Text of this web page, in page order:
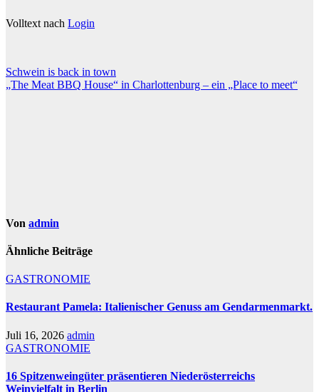
Volltext nach Login
Beitragsnavigation
Schwein is back in town
„The Meat BBQ House“ in Charlottenburg – ein „Place to meet“
Von admin
Ähnliche Beiträge
GASTRONOMIE
Restaurant Pamela: Italienischer Genuss am Gendarmenmarkt.
Juli 16, 2026 admin
GASTRONOMIE
16 Spitzenweingüter präsentieren Niederösterreichs
Weinvielfalt in Berlin